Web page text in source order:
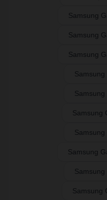
Samsung
Samsung
Samsung
Samsung
Samsung
Samsung
Samsung
Samsung
Samsung
Samsung